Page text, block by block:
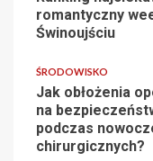
romantyczny
Świnoujściu
ŚRODOWISKO
Jak obłożenia
na
podczas
chirurgicznych?